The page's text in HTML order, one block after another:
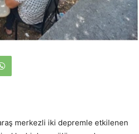
merkezli iki depremle etkilenen